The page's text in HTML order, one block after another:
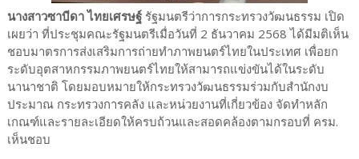
นางสาวซาบีดา ไทยเศรษฐ์ รัฐมนตรีว่าการกระทรวงวัฒนธรรม เปิด
เผยว่า ที่ประชุมคณะรัฐมนตรีเมื่อวันที่ 2 ธันวาคม 2568 ได้มีมติเห็น
ชอบมาตรการส่งเสริมการถ่ายทำภาพยนตร์ไทยในประเทศ เพื่อยก
ระดับอุตสาหกรรมภาพยนตร์ไทยให้สามารถแข่งขันได้ในระดับ
นานาชาติ โดยมอบหมายให้กระทรวงวัฒนธรรมร่วมกับสำนักงบ
ประมาณ กระทรวงการคลัง และหน่วยงานที่เกี่ยวข้อง จัดทำหลัก
เกณฑ์และรายละเอียดให้ครบถ้วนและสอดคล้องตามกรอบที่ ครม.
เห็นชอบ